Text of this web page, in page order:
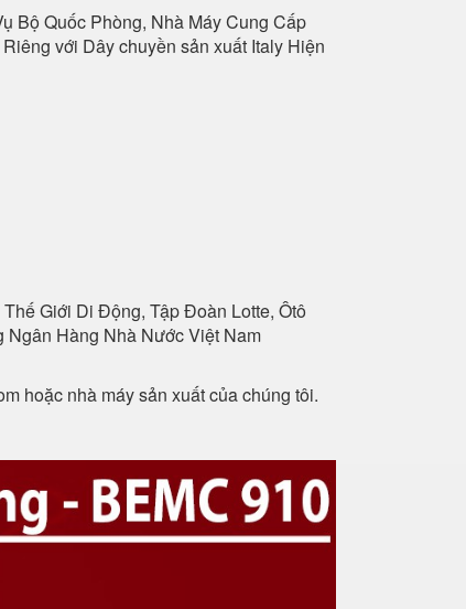
Bộ Quốc Phòng, Nhà Máy Cung Cấp
với Dây chuyền sản xuất Italy Hiện
Giới Di Động, Tập Đoàn Lotte, Ôtô
Hàng Nhà Nước Việt Nam
hoặc nhà máy sản xuất của chúng tôi.